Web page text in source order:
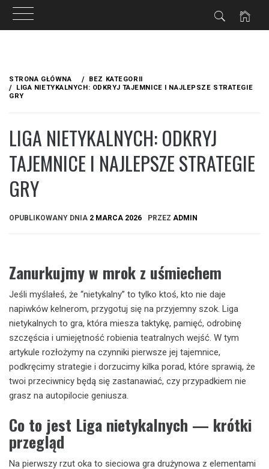
treści
STRONA GŁÓWNA
BEZ KATEGORII
LIGA NIETYKALNYCH: ODKRYJ TAJEMNICE I NAJLEPSZE STRATEGIE
GRY
LIGA NIETYKALNYCH: ODKRYJ
TAJEMNICE I NAJLEPSZE STRATEGIE
GRY
OPUBLIKOWANY DNIA 2 MARCA 2026 PRZEZ ADMIN
Zanurkujmy w mrok z uśmiechem
Jeśli myślałeś, że “nietykalny” to tylko ktoś, kto nie daje
napiwków kelnerom, przygotuj się na przyjemny szok. Liga
nietykalnych to gra, która miesza taktykę, pamięć, odrobinę
szczęścia i umiejętność robienia teatralnych wejść. W tym
artykule rozłożymy na czynniki pierwsze jej tajemnice,
podkręcimy strategie i dorzucimy kilka porad, które sprawią, że
twoi przeciwnicy będą się zastanawiać, czy przypadkiem nie
grasz na autopilocie geniusza.
Co to jest Liga nietykalnych — krótki
przegląd
Na pierwszy rzut oka to sieciowa gra drużynowa z elementami